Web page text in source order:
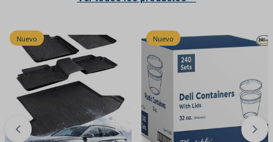
Nuevo Nuevo